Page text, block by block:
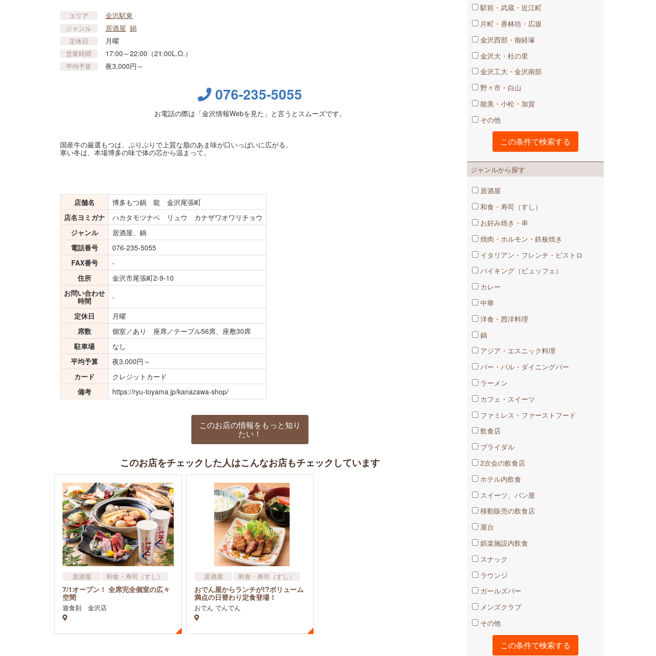
駅前・武蔵・近江町
片町・香林坊・広坂
金沢西部・御経塚
金沢大・杜の里
金沢工大・金沢南部
野々市・白山
能美・小松・加賀
その他
ジャンルから探す
居酒屋
和食・寿司（すし）
お好み焼き・串
焼肉・ホルモン・鉄板焼き
イタリアン・フレンチ・ビストロ
バイキング（ビュッフェ）
カレー
中華
洋食・西洋料理
鍋
アジア・エスニック料理
バー・バル・ダイニングバー
ラーメン
カフェ・スイーツ
ファミレス・ファーストフード
飲食店
ブライダル
2次会の飲食店
ホテル内飲食
スイーツ、パン屋
移動販売の飲食店
屋台
娯楽施設内飲食
スナック
ラウンジ
ガールズバー
メンズクラブ
その他
エリア 金沢駅東
ジャンル 居酒屋 鍋
定休日 月曜
営業時間 17:00～22:00（21:00L.O.）
平均予算 夜3,000円～
076-235-5055
お電話の際は「金沢情報Webを見た」と言うとスムーズです。
国産牛の厳選もつは、ぷりぷりで上質な脂のあま味が口いっぱいに広がる。
寒い冬は、本場博多の味で体の芯から温まって。
店舗名
博多もつ鍋 龍 金沢尾張町
店名ヨミガナ
ハカタモツナベ リュウ カナザワオワリチョウ
ジャンル
居酒屋、鍋
電話番号
076-235-5055
FAX番号
-
住所
金沢市尾張町2-9-10
お問い合わせ
時間
-
定休日
月曜
席数
個室／あり 座席／テーブル56席、座敷30席
駐車場
なし
平均予算
夜3,000円～
カード
クレジットカード
備考
https://ryu-toyama.jp/kanazawa-shop/
このお店の情報をもっと知り
たい！
このお店をチェックした人はこんなお店もチェックしています
居酒屋
和食・寿司（すし）
飲食店
7/1オープン！ 全席完全個室の広々
空間
遊食刻 金沢店
居酒屋
和食・寿司（すし）
飲食店
おでん屋からランチが!?ボリューム
満点の日替わり定食登場！
おでん でんでん